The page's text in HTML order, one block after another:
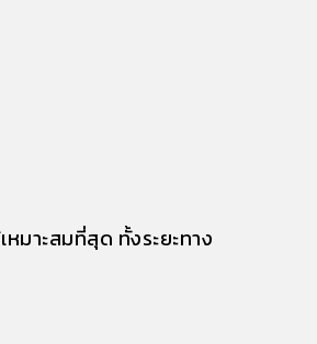
มาะสมที่สุด ทั้งระยะทาง